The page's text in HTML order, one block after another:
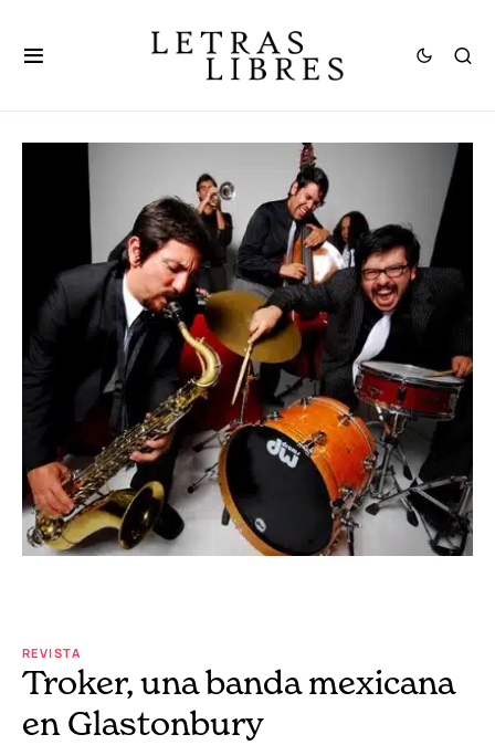
REVISTA
Troker, una banda mexicana
en Glastonbury